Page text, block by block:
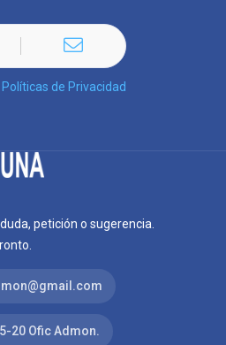
Políticas de Privacidad
petición o sugerencia.
20 Ofic Admon.